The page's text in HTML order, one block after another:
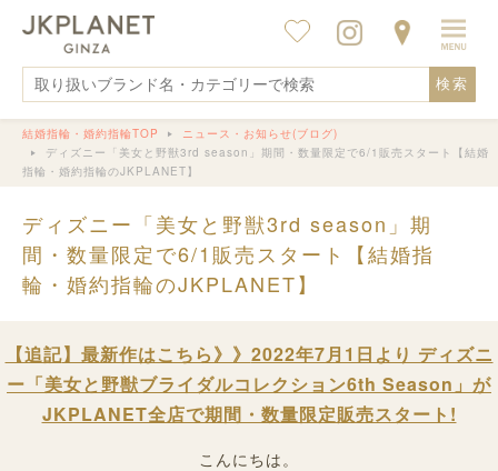
検索
結婚指輪・婚約指輪TOP
ニュース・お知らせ(ブログ)
ディズニー「美女と野獣3rd season」期間・数量限定で6/1販売スタート【結婚
指輪・婚約指輪のJKPLANET】
ディズニー「美女と野獣3rd season」期
間・数量限定で6/1販売スタート【結婚指
輪・婚約指輪のJKPLANET】
【追記】最新作はこちら》》 2022年7月1日より ディズニ
ー「美女と野獣ブライダルコレクション6th Season」が
JKPLANET全店で期間・数量限定販売スタート!
こんにちは。